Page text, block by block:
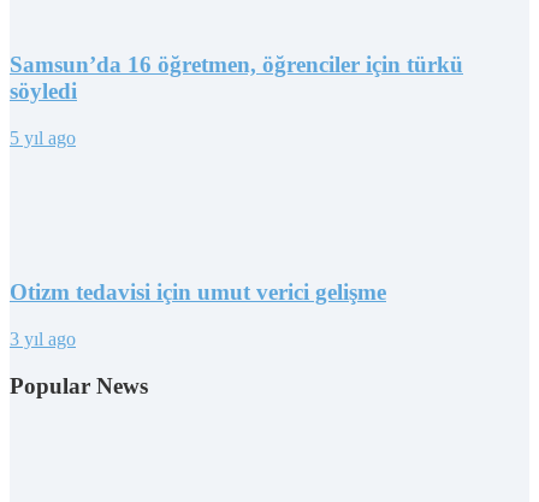
Samsun’da 16 öğretmen, öğrenciler için türkü
söyledi
5 yıl ago
Otizm tedavisi için umut verici gelişme
3 yıl ago
Popular News